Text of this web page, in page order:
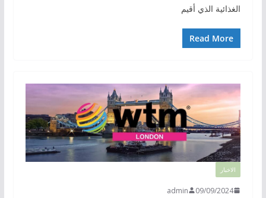
الغذائية الذي أقيم
Read More
الاخبار
09/09/2024
admin